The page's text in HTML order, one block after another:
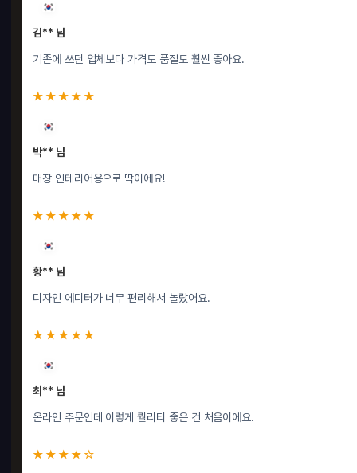
김** 님
기존에 쓰던 업체보다 가격도 품질도 훨씬 좋아요.
★★★★★
박** 님
매장 인테리어용으로 딱이에요!
★★★★★
황** 님
디자인 에디터가 너무 편리해서 놀랐어요.
★★★★★
최** 님
온라인 주문인데 이렇게 퀄리티 좋은 건 처음이에요.
★★★★☆